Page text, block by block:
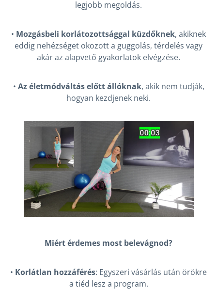
legjobb megoldás.
• Mozgásbeli korlátozottsággal küzdőknek, akiknek
eddig nehézséget okozott a guggolás, térdelés vagy
akár az alapvető gyakorlatok elvégzése.
• Az életmódváltás előtt állóknak, akik nem tudják,
hogyan kezdjenek neki.
Miért érdemes most belevágnod?
• Korlátlan hozzáférés: Egyszeri vásárlás után örökre
a tiéd lesz a program.